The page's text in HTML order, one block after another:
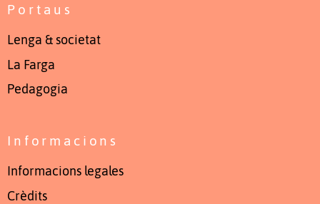
Portaus
Lenga & societat
La Farga
Pedagogia
Informacions
Informacions legales
Crèdits